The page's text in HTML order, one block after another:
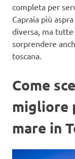
completa per
Capraia più
diversa, ma tutte
sorprendere
toscana.
Come
migliore
mare in